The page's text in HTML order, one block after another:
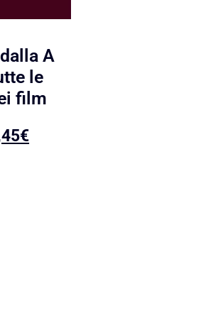
A
le
film
€